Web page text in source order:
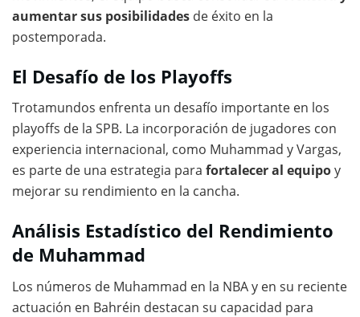
aumentar sus posibilidades de éxito en la
postemporada.
El Desafío de los Playoffs
Trotamundos enfrenta un desafío importante en los
playoffs de la SPB. La incorporación de jugadores con
experiencia internacional, como Muhammad y Vargas,
es parte de una estrategia para fortalecer al equipoy
mejorar su rendimiento en la cancha.
Análisis Estadístico del Rendimiento
de Muhammad
Los números de Muhammad en la NBA y en su reciente
actuación en Bahréin destacan su capacidad para